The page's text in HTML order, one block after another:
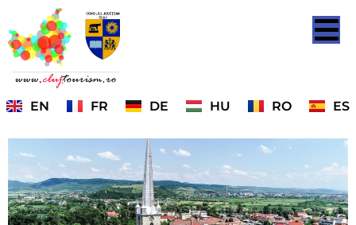
EN FR DE HU RO ES